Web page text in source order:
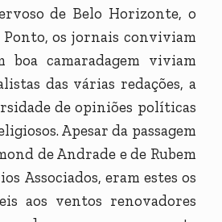
de Belo Horizonte, o
Ponto, os jornais conviviam
boa camaradagem viviam
das várias redações, a
de opiniões políticas
Apesar da passagem
de Andrade e de Rubem
Associados, eram estes os
aos ventos renovadores